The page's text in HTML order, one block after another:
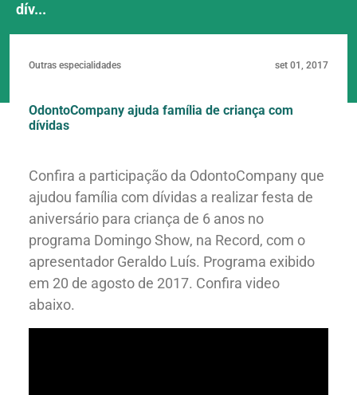
dív...
Outras especialidades set 01, 2017
OdontoCompany ajuda família de criança com
dívidas
Confira a participação da OdontoCompany que
ajudou família com dívidas a realizar festa de
aniversário para criança de 6 anos no
programa Domingo Show, na Record, com o
apresentador Geraldo Luís. Programa exibido
em 20 de agosto de 2017. Confira video
abaixo.